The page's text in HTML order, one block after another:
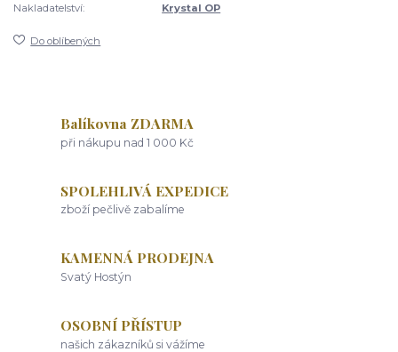
Nakladatelství:
Krystal OP
Do oblíbených
Balíkovna ZDARMA
při nákupu nad 1 000 Kč
SPOLEHLIVÁ EXPEDICE
zboží pečlivě zabalíme
KAMENNÁ PRODEJNA
Svatý Hostýn
OSOBNÍ PŘÍSTUP
našich zákazníků si vážíme